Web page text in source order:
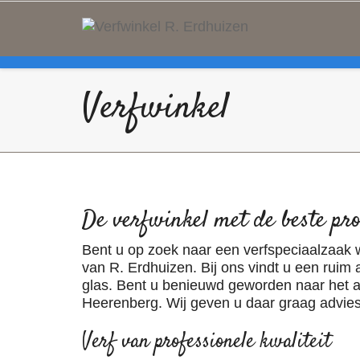
. Show me all the black
Verfwinkel
De verfwinkel met de beste
Bent u op zoek naar een
van R. Erdhuizen. Bij ons vindt u een
glas. Bent u benieuwd geworden naar het
Heerenberg. Wij geven u daar graag
Verf van professionele kwaliteit